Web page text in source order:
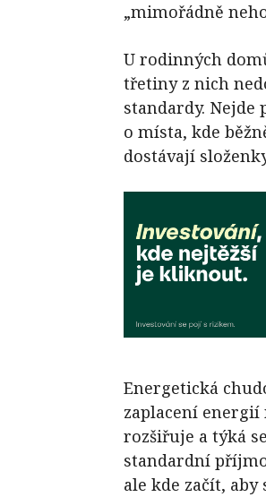
„mimořádně
U rodinných
třetiny z nich
standardy. Nejde
o místa, kde
dostávají
Energetická
zaplacení energií
rozšiřuje a týká
standardní
ale kde začít,